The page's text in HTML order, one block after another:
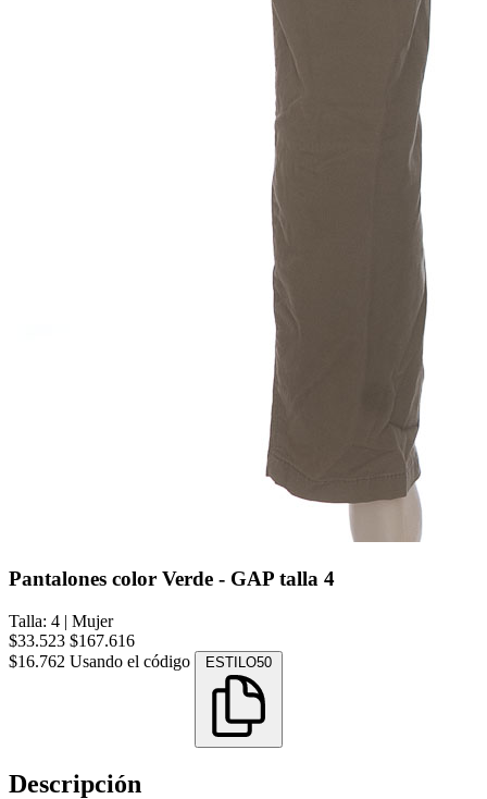
Pantalones color Verde - GAP talla 4
Talla: 4 | Mujer
$33.523 $167.616
$16.762 Usando el código ESTILO50
Descripción